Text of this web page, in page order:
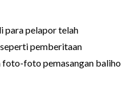
para pelapor telah
pemberitaan
foto-foto pemasangan baliho